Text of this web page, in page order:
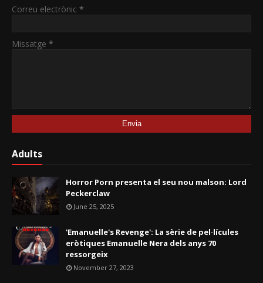
Correu electrònic *
Missatge *
Adults
Horror Porn presenta el seu nou malson: Lord
Peckerclaw
June 25, 2025
'Emanuelle's Revenge': La sèrie de pel·lícules
eròtiques Emanuelle Nera dels anys 70
ressorgeix
November 27, 2023